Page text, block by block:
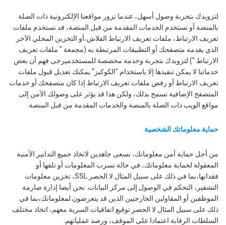
لتزويدك بتجربة وصول أسهل، عندما تزور مواقعنا الإلكترونية ذات الصلة
بالمنصة أو تستخدم الخدمات المقدمة من قبل المنصة، قد نستخدم ملفات
تعريف الارتباط، ملفات تعريف الارتباط الفلاش،أو التخزين المحلي الآخر
الذي يقدمه متصفحك أو التطبيقات المرتبطة به (مجمعة " ملفات تعريف
الارتباط ") لتزويدك بتجربة وخدمة مخصصة للمستخدميرجى فهم أن بعض
خدماتنا لا يمكن تنفيذها إلا باستخدام "الكوكيز".يمكنك تعديل قبول ملفات
تعريف الارتباط أو رفض ملفات تعريف الارتباط إذا كان متصفحك أو خدمات
المتصفح الإضافية تسمح بذلك، ولكن هذا قد يؤثر على وصولك الآمن إلى
مواقع الويب ذات الصلة بالمنصة والخدمات المقدمة من قبل المنصة.
حماية معلوماتك الشخصية
من أجل حماية أمن معلوماتك، نسعى جاهدين لاتخاذ جميع التدابير الأمنية
المعقولة لحماية معلوماتك، في حالة تسرب المعلومات أو تلفها أو
فقدانها،بما في ذلك على سبيل المثال لا الحصر SSL، تخزين معلومات
التشفير، التحكم في الوصول إلى مركز البيانات. نحن أيضا إدارة صارمة
الموظفين أو المقاولين الخارجيين الذين قد يتعرضون لمعلوماتك،بما في
ذلك على سبيل المثال لا الحصر توقيع اتفاقيات السرية معهم، اتخاذ مختلف
السلطات الرقابة اعتمادا على الموقف، ورصد عملياتهم.